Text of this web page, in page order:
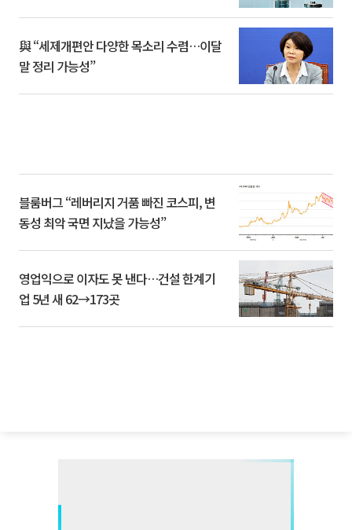
與 “세제개편안 다양한 목소리 수렴…이달
말 정리 가능성”
블룸버그 “레버리지 거품 빠진 코스피, 변
동성 최악 국면 지났을 가능성”
영업익으로 이자도 못 낸다…건설 한계기
업 5년 새 62→173곳